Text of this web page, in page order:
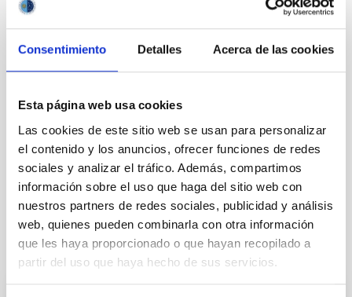
Consentimiento Detalles Acerca de las cookies
Esta página web usa cookies
Las cookies de este sitio web se usan para personalizar
el contenido y los anuncios, ofrecer funciones de redes
sociales y analizar el tráfico. Además, compartimos
información sobre el uso que haga del sitio web con
nuestros partners de redes sociales, publicidad y análisis
web, quienes pueden combinarla con otra información
que les haya proporcionado o que hayan recopilado a
partir del uso que haya hecho de sus servicios.
Otras noticias relacionadas